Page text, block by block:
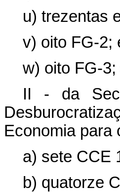
u) trezentas
v) oito FG-2;
w) oito FG-3;
II - da
Economia para
a) sete CCE
b) quatorze